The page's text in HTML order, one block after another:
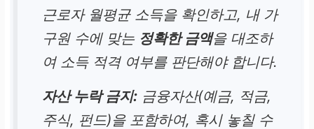
근로자 월평균 소득을 확인하고, 내 가
구원 수에 맞는 정확한 금액을 대조하
여 소득 적격 여부를 판단해야 합니다.
자산 누락 금지: 금융자산(예금, 적금,
주식, 펀드)을 포함하여, 혹시 놓칠 수